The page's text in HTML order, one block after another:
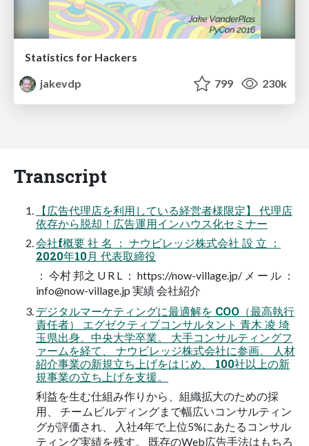
Statistics for Hackers
jakevdp
799 230k
Transcript
【広告代理店を利用している経営者様限定】 代理店
依存から脱却！広告運用インハウス化セミナー
会社f概要 社 名 ： ナウビレッジ株式会社 設 立 ：
2020年10月 代表取締役
： 今村 邦之 U R L ： https://now-village.jp/ メ ー ル ：
info@now-village.jp 実績 会社紹介
デジタルマーケティングに最適解を COO（最高執行
責任者） エグゼクティブコンサルタント 青木 凌 埼
玉県出身。中央大学卒業。 大手コンサルティングフ
ァームを経て、 ナウビレッジ株式会社に参画。 人材
紹介事業の新規立ち上げをはじめ、 100社以上の新
規事業の立ち上げを支援。
利益を生む仕組み作りから、組織拡大のための採
用、 チームビルディングまで幅広いコンサルティン
グが評価され、 入社4年で上位5%にあたるコンサル
ティング実績を残す。 既存のWeb広告手法はもちろ